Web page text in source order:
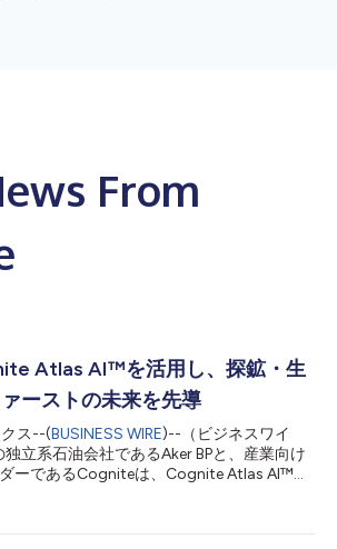
From
Atlas AI™を活用し、探鉱・生
ーストの未来を先導
ス--(BUSINESS WIRE)--（ビジネスワイ
立系石油会社であるAker BPと、産業向け
ーであるCogniteは、Cognite Atlas AI™の
を進めています。今回の協業により、Aker